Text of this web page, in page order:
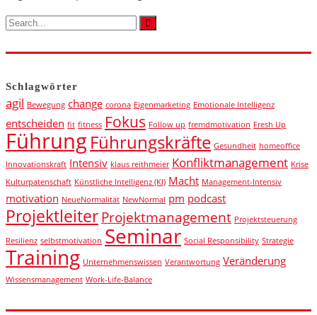
Schlagwörter
agil Bewegung change corona Eigenmarketing Emotionale Intelligenz
entscheiden fit fitness Fokus Follow up fremdmotivation Fresh Up
FührungFührungskräfte Gesundheit homeoffice
Innovationskraft Intensiv klaus reithmeier Konfliktmanagement Krise
Kulturpatenschaft Künstliche Intelligenz (KI) Macht Management-Intensiv
motivation NeueNormalität NewNormal pm podcast
ProjektleiterProjektmanagement Projektsteuerung
Resilienz selbstmotivation Seminar Social Responsibility Strategie
Training Unternehmenswissen Verantwortung Veränderung
Wissensmanagement Work-Life-Balance